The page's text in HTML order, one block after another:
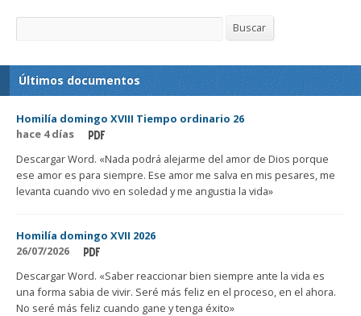
Buscar Buscar
Últimos documentos
Homilía domingo XVIII Tiempo ordinario 26
hace 4 días
Descargar Word. «Nada podrá alejarme del amor de Dios porque
ese amor es para siempre. Ese amor me salva en mis pesares, me
levanta cuando vivo en soledad y me angustia la vida»
Homilía domingo XVII 2026
26/07/2026
Descargar Word. «Saber reaccionar bien siempre ante la vida es
una forma sabia de vivir. Seré más feliz en el proceso, en el ahora.
No seré más feliz cuando gane y tenga éxito»